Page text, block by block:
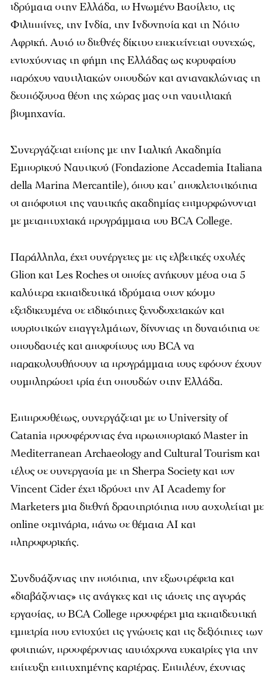
ιδρύµατα στην Ελλάδα, το Ηνωµένο Βασίλειο, τις
Φιλιππίνες, την Ινδία, την Ινδονησία και τη Νότιο
Αφρική. Αυτό το διεθνές δίκτυο επεκτείνεται συνεχώς,
ενισχύοντας τη φήµη της Ελλάδας ως κορυφαίου
παρόχου ναυτιλιακών σπουδών και αντανακλώντας τη
δεσπόζουσα θέση της χώρας µας στη ναυτιλιακή
βιοµηχανία.
Συνεργάζεται επίσης µε την Ιταλική Ακαδηµία
Εµπορικού Ναυτικού (Fondazione Accademia Italiana
della Marina Mercantile), όπου κατ’ αποκλειστικότητα
οι απόφοιτοι της ναυτικής ακαδηµίας επιµορφώνονται
µε µεταπτυχιακά προγράµµατα του BCA College.
Παράλληλα, έχει συνέργειες µε τις ελβετικές σχολές
Glion και Les Roches οι οποίες ανήκουν µέσα στα 5
καλύτερα εκπαιδευτικά ιδρύµατα στον κόσµο
εξειδικευµένα σε ειδικότητες ξενοδοχειακών και
τουριστικών επαγγελµάτων, δίνοντας τη δυνατότητα σε
σπουδαστές και αποφοίτους του BCA να
παρακολουθήσουν τα προγράµµατα τους εφόσον έχουν
συµπληρώσει τρία έτη σπουδών στην Ελλάδα.
Επιπροσθέτως, συνεργάζεται µε το University of
Catania προσφέροντας ένα πρωτοποριακό Master in
Mediterranean Archaeology and Cultural Tourism και
τέλος σε συνεργασία µε τη Sherpa Society και τον
Vincent Cider έχει ιδρύσει την AI Academy for
Marketers µια διεθνή δραστηριότητα που ασχολείται µε
online σεµινάρια, πάνω σε θέµατα ΑΙ και
πληροφορικής.
Συνδυάζοντας την ποιότητα, την εξωστρέφεια και
«διαβάζοντας» τις ανάγκες και τις τάσεις της αγοράς
εργασίας, το BCA College προσφέρει µια εκπαιδευτική
εµπειρία που ενισχύει τις γνώσεις και τις δεξιότητες των
φοιτητών, προσφέροντας ταυτόχρονα ευκαιρίες για την
επίτευξη επιτυχηµένης καριέρας. Επιπλέον, έχοντας